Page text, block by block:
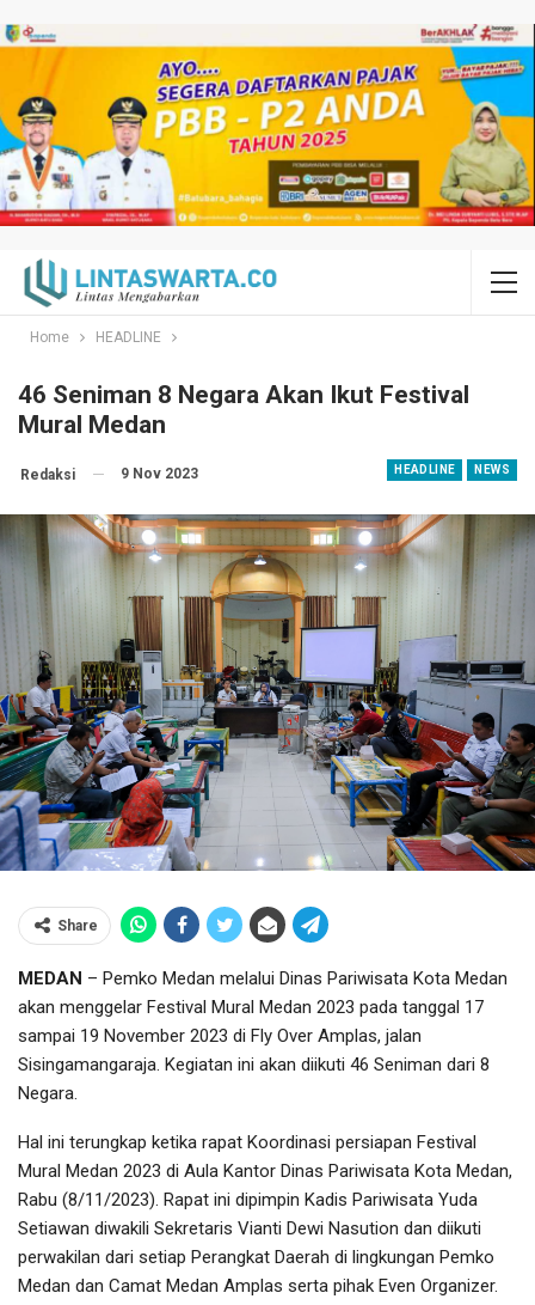
Home HEADLINE
46 Seniman 8 Negara Akan Ikut Festival
Mural Medan
HEADLINE NEWS
Redaksi 9 Nov 2023
Share
MEDAN – Pemko Medan melalui Dinas Pariwisata Kota Medan
akan menggelar Festival Mural Medan 2023 pada tanggal 17
sampai 19 November 2023 di Fly Over Amplas, jalan
Sisingamangaraja. Kegiatan ini akan diikuti 46 Seniman dari 8
Negara.
Hal ini terungkap ketika rapat Koordinasi persiapan Festival
Mural Medan 2023 di Aula Kantor Dinas Pariwisata Kota Medan,
Rabu (8/11/2023). Rapat ini dipimpin Kadis Pariwisata Yuda
Setiawan diwakili Sekretaris Vianti Dewi Nasution dan diikuti
perwakilan dari setiap Perangkat Daerah di lingkungan Pemko
Medan dan Camat Medan Amplas serta pihak Even Organizer.